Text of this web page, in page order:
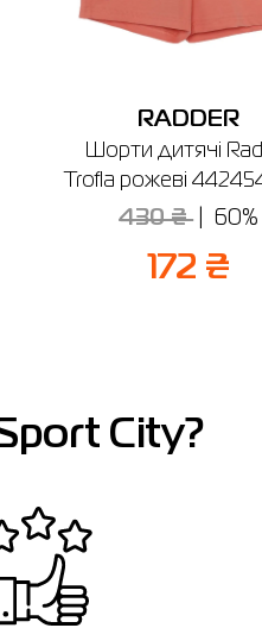
RADDER
Шорти дитячі
Trofla рожеві
430 ₴ 60%
172 ₴
City?